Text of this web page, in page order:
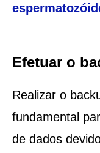
Efetuar o
Realizar o
fundamental
de dados